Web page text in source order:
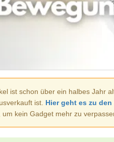
ist schon über ein halbes Jahr
ist. Hier geht es zu
, um kein Gadget mehr zu